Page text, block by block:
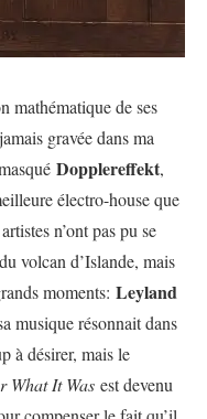
mathématique de ses
gravée dans ma
Dopplereffekt,
électro-house que
n’ont pas pu se
volcan d’Islande, mais
moments: Leyland
musique résonnait dans
à désirer, mais le
What It Was est devenu